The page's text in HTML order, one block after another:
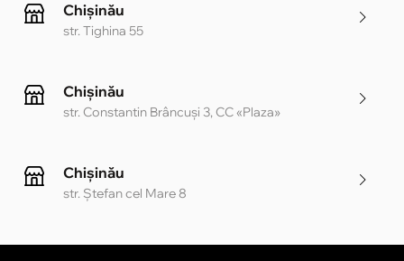
Chișinău
str. Tighina 55
Chișinău
str. Constantin Brâncuși 3, CC «Plaza»
Chișinău
str. Ștefan cel Mare 8